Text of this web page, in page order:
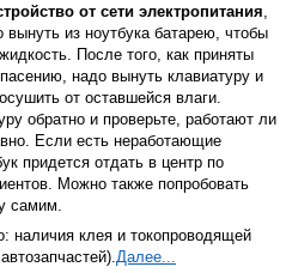
от сети электропитания,
вынуть из ноутбука батарею, чтобы
После того, как приняты
надо вынуть клавиатуру и
от оставшейся влаги.
обратно и проверьте, работают ли
Если есть неработающие
придется отдать в центр по
Можно также попробовать
самим.
наличия клея и токопроводящей
Далее...